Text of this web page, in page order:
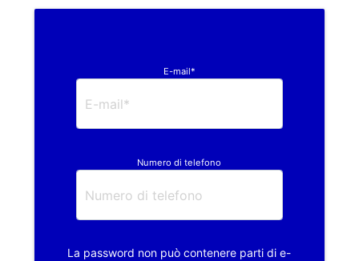
E-mail*
Numero di telefono
La password non può contenere parti di e-